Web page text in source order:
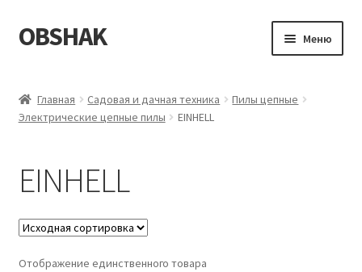
Перейти
к
Перейти
к
OBSHAK Меню
Категории
Главная Садовая и дачная техника
Пилы цепные
Электрические цепные пилы
EINHELL
EINHELL
Отображение единственного товара